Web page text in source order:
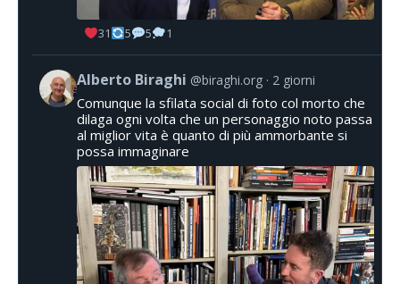
31 5 5 1
Alberto Biraghi @biraghi.org 2 giorni
Comunque la sfilata social di foto col morto che
dilaga ogni volta che un personaggio noto passa
al miglior vita è quanto di più ammorbante si
possa immaginare